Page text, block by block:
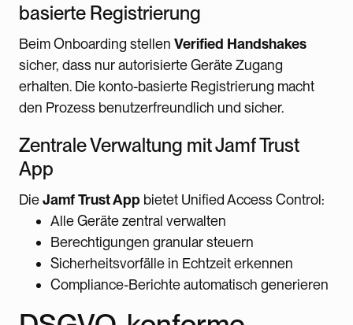
basierte Registrierung
Beim Onboarding stellen Verified Handshakes
sicher, dass nur autorisierte Geräte Zugang
erhalten. Die konto-basierte Registrierung macht
den Prozess benutzerfreundlich und sicher.
Zentrale Verwaltung mit Jamf Trust
App
DieJamf Trust App bietet Unified Access Control:
Alle Geräte zentral verwalten
Berechtigungen granular steuern
Sicherheitsvorfälle in Echtzeit erkennen
Compliance-Berichte automatisch generieren